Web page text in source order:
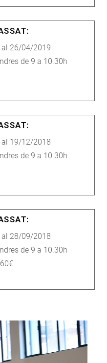
al 26/04/2019
de 9 a 10.30h
al 19/12/2018
de 9 a 10.30h
al 28/09/2018
de 9 a 10.30h